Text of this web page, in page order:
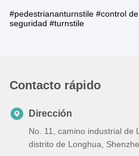
#pedestriananturnstile #control
seguridad #turnstile
Contacto rápido
Dirección
No. 11, camino industrial de
distrito de Longhua,